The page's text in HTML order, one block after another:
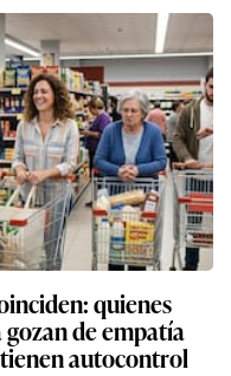
quienes
de empatía
autocontrol